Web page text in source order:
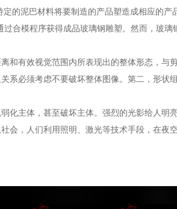
的泥巴材料将要制造的产品塑造成相应的
合模程序获得成品玻璃钢雕塑。然而，玻璃
和有效视觉范围内所表现出的整体形态，
系必须考虑不要破坏整体图像。第二，形状
化主体，甚至破坏主体。强烈的光影给人
会，人们利用照明、激光等技术手段，在夜